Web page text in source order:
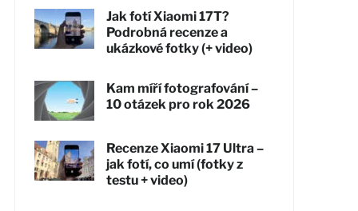
Jak fotí Xiaomi 17T?
Podrobná recenze a
ukázkové fotky (+ video)
Kam míří fotografování –
10 otázek pro rok 2026
Recenze Xiaomi 17 Ultra –
jak fotí, co umí (fotky z
testu + video)